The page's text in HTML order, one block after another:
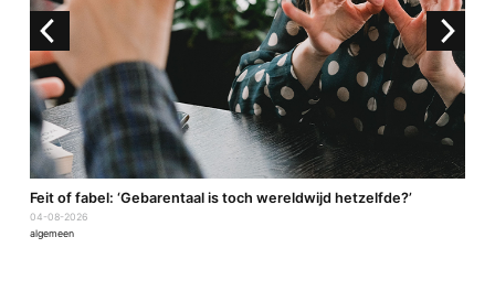
Feit of fabel: ‘Gebarentaal is toch wereldwijd hetzelfde?’
04-08-2026
algemeen